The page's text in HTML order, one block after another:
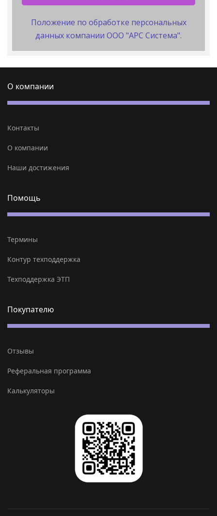
Положение по обработке персональных
данных компании ООО "АРС Система".
О компании
Контакты
О компании
Наши достижения
Помощь
Термины
Контур техподдержка
Техподдержка ЭТП
Покупателю
Отзывы
Реферальная программа
Калькуляторы